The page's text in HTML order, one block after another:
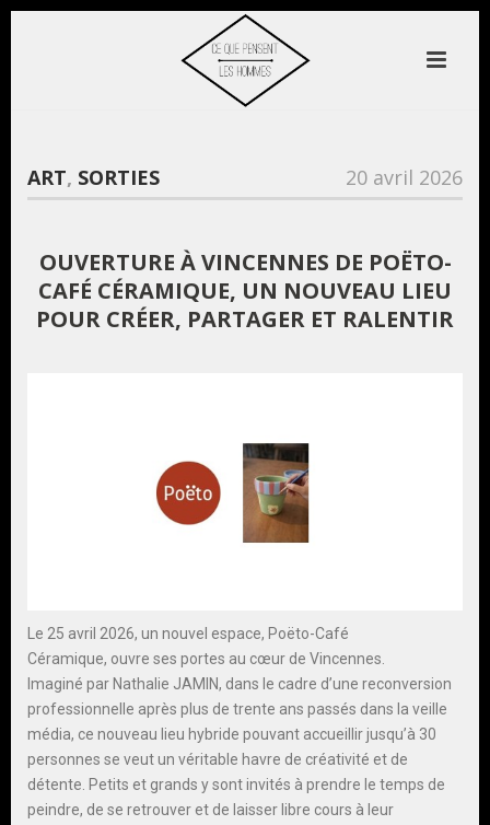
ART, SORTIES 20 avril 2026
OUVERTURE À VINCENNES DE POËTO-
CAFÉ CÉRAMIQUE, UN NOUVEAU LIEU
POUR CRÉER, PARTAGER ET RALENTIR
Le 25 avril 2026, un nouvel espace, Poëto-Café
Céramique, ouvre ses portes au cœur de Vincennes.
Imaginé par Nathalie JAMIN, dans le cadre d’une reconversion
professionnelle après plus de trente ans passés dans la veille
média, ce nouveau lieu hybride pouvant accueillir jusqu’à 30
personnes se veut un véritable havre de créativité et de
détente. Petits et grands y sont invités à prendre le temps de
peindre, de se retrouver et de laisser libre cours à leur